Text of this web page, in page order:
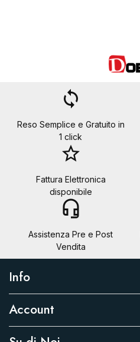
loop
Reso Semplice e Gratuito in
1 click
star_border
Fattura Elettronica
disponibile
headset_mic
Assistenza Pre e Post
Vendita
Info
Account